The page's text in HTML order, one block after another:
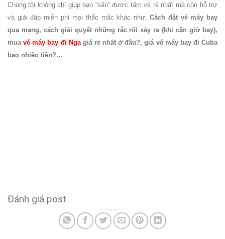
Chúng tôi không chỉ giúp bạn “săn” được tấm vé rẻ nhất mà còn hỗ trợ
và giải đáp miễn phí mọi thắc mắc khác như: Cách đặt vé máy bay
qua mạng, cách giải quyết những rắc rối xảy ra (khi cận giờ bay),
mua vé máy bay đi Ngagiá rẻ nhất ở đâu?, giá vé máy bay đi Cuba
bao nhiêu tiền?…
Đánh giá post